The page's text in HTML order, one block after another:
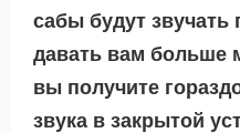
сабы будут звучать
давать вам больше
вы получите
звука в закрытой